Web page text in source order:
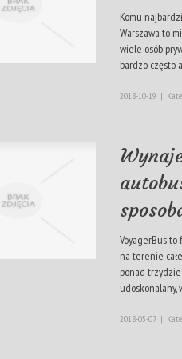
Komu
Warszawa to
wiele osób
bardzo często
2018-10-19 |
VoyagerBus to
na terenie
ponad
udoskonalany,
2018-05-07 |